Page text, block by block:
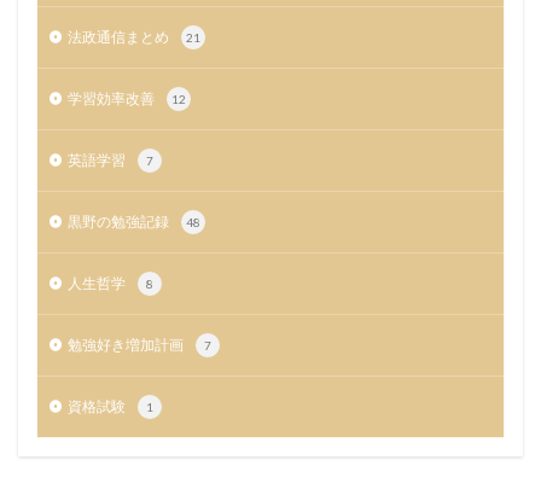
法政通信まとめ 21
学習効率改善 12
英語学習 7
黒野の勉強記録 48
人生哲学 8
勉強好き増加計画 7
資格試験 1